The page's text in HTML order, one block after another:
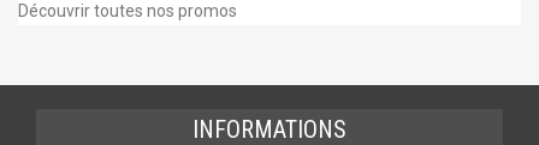
Découvrir toutes nos promos
INFORMATIONS